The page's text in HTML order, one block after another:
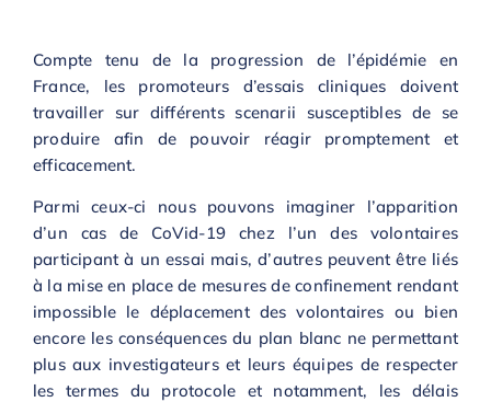
Compte tenu de la progression de l’épidémie en
France, les promoteurs d’essais cliniques doivent
travailler sur différents scenarii susceptibles de se
produire afin de pouvoir réagir promptement et
efficacement.
Parmi ceux-ci nous pouvons imaginer l’apparition
d’un cas de CoVid-19 chez l’un des volontaires
participant à un essai mais, d’autres peuvent être liés
à la mise en place de mesures de confinement rendant
impossible le déplacement des volontaires ou bien
encore les conséquences du plan blanc ne permettant
plus aux investigateurs et leurs équipes de respecter
les termes du protocole et notamment, les délais